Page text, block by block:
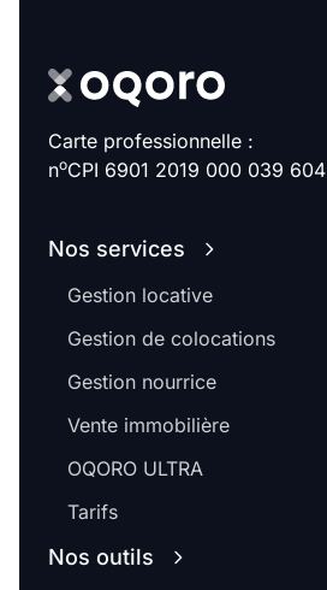
Carte professionnelle :
noCPI 6901 2019 000 039 604
Nos services
Gestion locative
Gestion de colocations
Gestion nourrice
Vente immobilière
OQORO ULTRA
Tarifs
Nos outils